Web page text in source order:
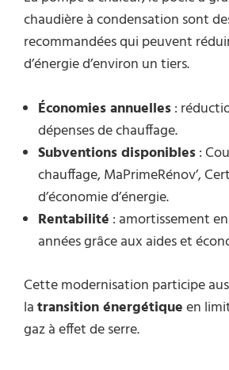
chaudière à condensation sont
recommandées qui peuvent
d’énergie d’environ un tiers.
Économies annuelles:
dépenses de chauffage.
Subventions disponibles:
chauffage, MaPrimeRénov’,
d’économie d’énergie.
Rentabilité : amortissement
années grâce aux aides et
Cette modernisation participe
latransition énergétiqueen
gaz à effet de serre.